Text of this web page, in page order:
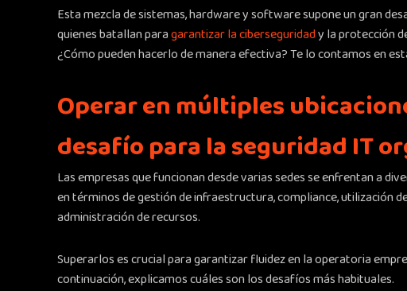
Esta mezcla de sistemas, hardware y software supone un gran
quienes batallan paragarantizar la ciberseguridady la protección
¿Cómo pueden hacerlo de manera efectiva? Te lo contamos en
Operar en múltiples
desafío para la seguridad IT
Las empresas que funcionan desde varias sedes se enfrentan a
en términos de gestión de infraestructura, compliance, utilización
administración de recursos.
Superarlos es crucial para garantizar fluidez en la operatoria
continuación, explicamos cuáles son los desafíos más habituales.